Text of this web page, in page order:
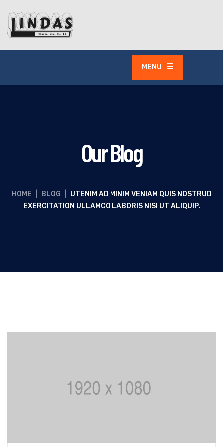
MENU
Our Blog
HOME BLOG
UTENIM AD MINIM VENIAM QUIS NOSTRUD
EXERCITATION ULLAMCO LABORIS NISI UT ALIQUIP.